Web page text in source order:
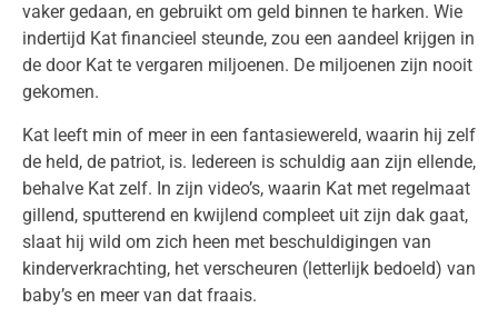
vaker gedaan, en gebruikt om geld binnen te harken. Wie
indertijd Kat financieel steunde, zou een aandeel krijgen in
de door Kat te vergaren miljoenen. De miljoenen zijn nooit
gekomen.
Kat leeft min of meer in een fantasiewereld, waarin hij zelf
de held, de patriot, is. Iedereen is schuldig aan zijn ellende,
behalve Kat zelf. In zijn video’s, waarin Kat met regelmaat
gillend, sputterend en kwijlend compleet uit zijn dak gaat,
slaat hij wild om zich heen met beschuldigingen van
kinderverkrachting, het verscheuren (letterlijk bedoeld) van
baby’s en meer van dat fraais.